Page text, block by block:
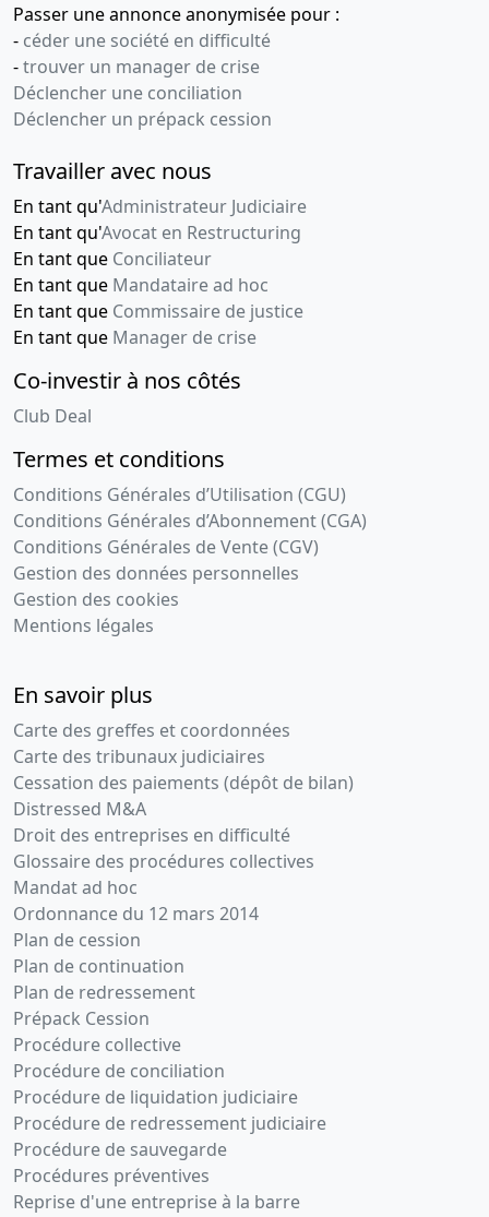
Passer une annonce anonymisée pour :
- céder une société en difficulté
-trouver un manager de crise
Déclencher une conciliation
Déclencher un prépack cession
Travailler avec nous
En tant qu'Administrateur Judiciaire
En tant qu'Avocat en Restructuring
En tant que Conciliateur
En tant que Mandataire ad hoc
En tant que Commissaire de justice
En tant que Manager de crise
Co-investir à nos côtés
Club Deal
Termes et conditions
Conditions Générales d’Utilisation (CGU)
Conditions Générales d’Abonnement (CGA)
Conditions Générales de Vente (CGV)
Gestion des données personnelles
Gestion des cookies
Mentions légales
En savoir plus
Carte des greffes et coordonnées
Carte des tribunaux judiciaires
Cessation des paiements (dépôt de bilan)
Distressed M&A
Droit des entreprises en difficulté
Glossaire des procédures collectives
Mandat ad hoc
Ordonnance du 12 mars 2014
Plan de cession
Plan de continuation
Plan de redressement
Prépack Cession
Procédure collective
Procédure de conciliation
Procédure de liquidation judiciaire
Procédure de redressement judiciaire
Procédure de sauvegarde
Procédures préventives
Reprise d'une entreprise à la barre